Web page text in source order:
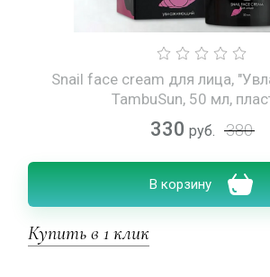
Snail face cream для лица,
TambuSun, 50 мл,
330 руб. 380
В корзину
Купить в 1 клик